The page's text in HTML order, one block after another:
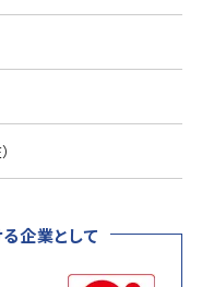
企業として